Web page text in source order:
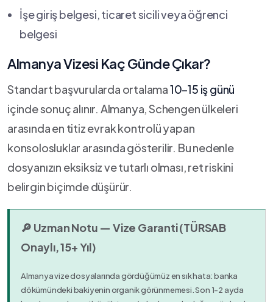
İşe giriş belgesi, ticaret sicili veya öğrenci
belgesi
Almanya Vizesi Kaç Günde Çıkar?
Standart başvurularda ortalama10–15 iş günü
içinde sonuç alınır. Almanya, Schengen ülkeleri
arasında en titiz evrak kontrolü yapan
konsolosluklar arasında gösterilir. Bu nedenle
dosyanızın eksiksiz ve tutarlı olması, ret riskini
belirgin biçimde düşürür.
🔎 Uzman Notu — Vize Garanti (TÜRSAB
Onaylı, 15+ Yıl)
Almanya vize dosyalarında gördüğümüz en sık hata: banka
dökümündeki bakiyenin organik görünmemesi. Son 1-2 ayda